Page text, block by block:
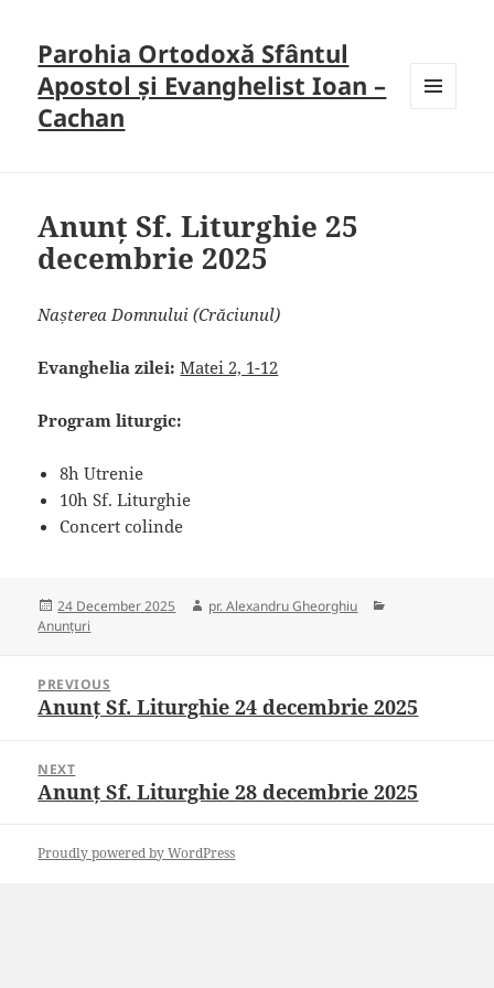
Parohia Ortodoxă Sfântul
Apostol și Evanghelist Ioan –
Cachan
Anunț Sf. Liturghie 25
decembrie 2025
Nașterea Domnului (Crăciunul)
Evanghelia zilei: Matei 2, 1-12
Program liturgic:
8h Utrenie
10h Sf. Liturghie
Concert colinde
Posted
on
24 December 2025 Author
pr. Alexandru Gheorghiu
Anunțuri
navigation
PREVIOUS
Previous
Anunț Sf. Liturghie 24 decembrie 2025
NEXT
Next
Anunț Sf. Liturghie 28 decembrie 2025
Proudly powered by WordPress